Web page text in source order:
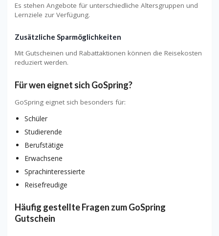
Es stehen Angebote für unterschiedliche Altersgruppen und
Lernziele zur Verfügung.
Zusätzliche Sparmöglichkeiten
Mit Gutscheinen und Rabattaktionen können die Reisekosten
reduziert werden.
Für wen eignet sich GoSpring?
GoSpring eignet sich besonders für:
Schüler
Studierende
Berufstätige
Erwachsene
Sprachinteressierte
Reisefreudige
Häufig gestellte Fragen zum GoSpring
Gutschein